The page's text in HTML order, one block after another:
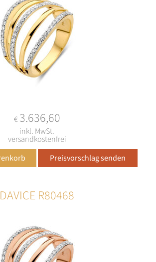
€3.636,60
inkl. MwSt.
versandkostenfrei
DAVICE R80468